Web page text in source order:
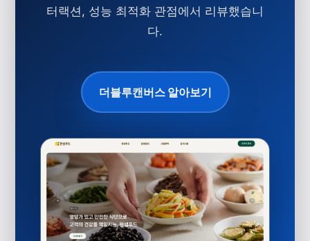
터랙션, 성능 최적화 관점에서 리뷰했습니
다.
더블루캔버스 알아보기